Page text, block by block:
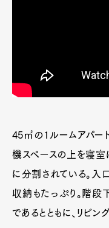
45㎡の1ルームアパー
機スペースの上を寝室
に分割されている。入
収納もたっぷり。階段
であるとともに、リビン